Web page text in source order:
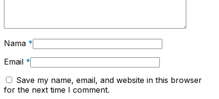
Nama *
Email *
Save my name, email, and website in this browser
for the next time I comment.